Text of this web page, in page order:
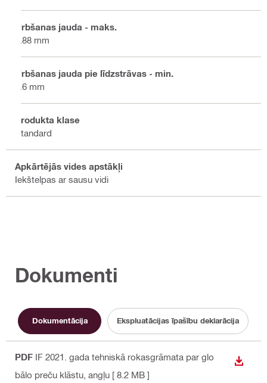
Urbšanas jauda - maks.
0.88 mm
Urbšanas jauda pie līdzstrāvas - min.
0.6 mm
Produkta klase
Standard
Apkārtējās vides apstākļi
Iekštelpas ar sausu vidi
Dokumenti
Dokumentācija Ekspluatācijas īpašību deklarācija
PDF IF 2021. gada tehniskā rokasgrāmata par glo
bālo preču klāstu , angļu [ 8.2 MB ]